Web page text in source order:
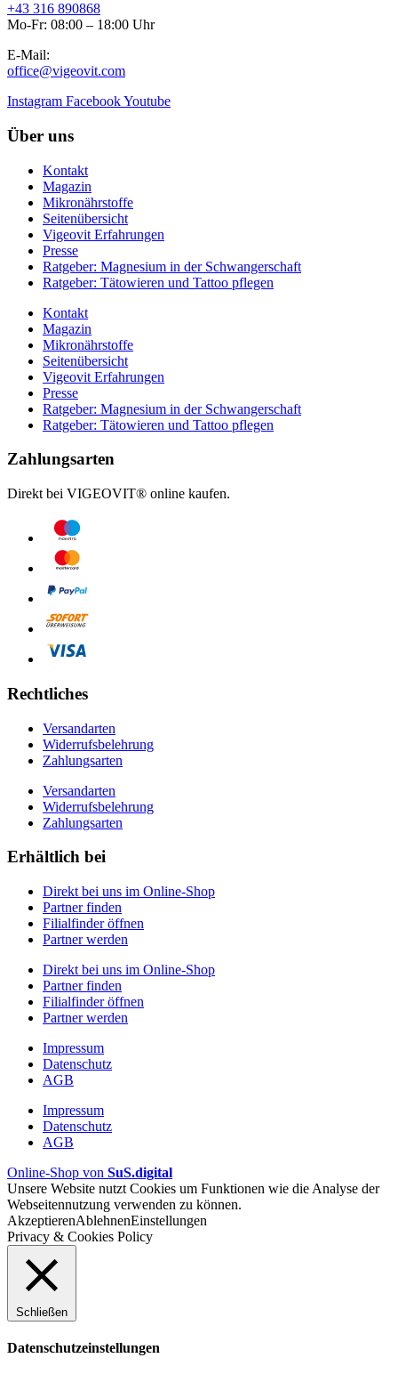
+43 316 890868
Mo-Fr: 08:00 – 18:00 Uhr
E-Mail:
office@vigeovit.com
Instagram FacebookYoutube
Über uns
Kontakt
Magazin
Mikronährstoffe
Seitenübersicht
Vigeovit Erfahrungen
Presse
Ratgeber: Magnesium in der Schwangerschaft
Ratgeber: Tätowieren und Tattoo pflegen
Kontakt
Magazin
Mikronährstoffe
Seitenübersicht
Vigeovit Erfahrungen
Presse
Ratgeber: Magnesium in der Schwangerschaft
Ratgeber: Tätowieren und Tattoo pflegen
Zahlungsarten
Direkt bei VIGEOVIT® online kaufen.
Rechtliches
Versandarten
Widerrufsbelehrung
Zahlungsarten
Versandarten
Widerrufsbelehrung
Zahlungsarten
Erhältlich bei
Direkt bei uns im Online-Shop
Partner finden
Filialfinder öffnen
Partner werden
Direkt bei uns im Online-Shop
Partner finden
Filialfinder öffnen
Partner werden
Impressum
Datenschutz
AGB
Impressum
Datenschutz
AGB
Online-Shop von SuS.digital
Unsere Website nutzt Cookies um Funktionen wie die Analyse der
Webseitennutzung verwenden zu können.
AkzeptierenAblehnenEinstellungen
Privacy & Cookies Policy
Schließen
Datenschutzeinstellungen